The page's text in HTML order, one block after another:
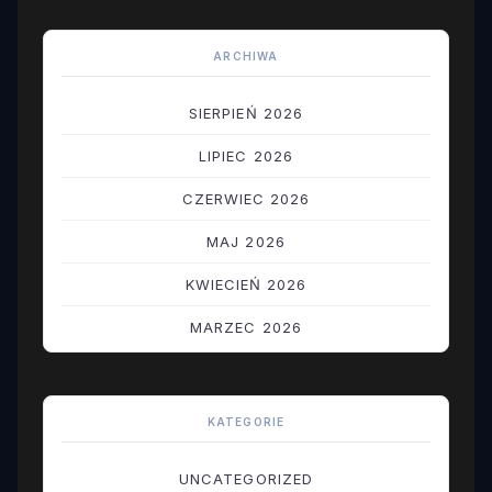
ARCHIWA
SIERPIEŃ 2026
LIPIEC 2026
CZERWIEC 2026
MAJ 2026
KWIECIEŃ 2026
MARZEC 2026
KATEGORIE
UNCATEGORIZED